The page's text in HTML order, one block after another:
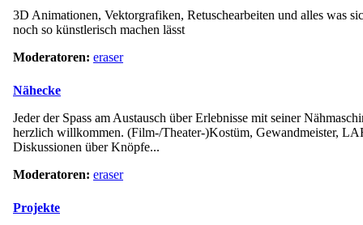
3D Animationen, Vektorgrafiken, Retuschearbeiten und alles was
noch so künstlerisch machen lässt
Moderatoren: eraser
Nähecke
Jeder der Spass am Austausch über Erlebnisse mit seiner
herzlich willkommen. (Film-/Theater-)Kostüm, Gewandmeister,
Diskussionen über Knöpfe...
Moderatoren: eraser
Projekte